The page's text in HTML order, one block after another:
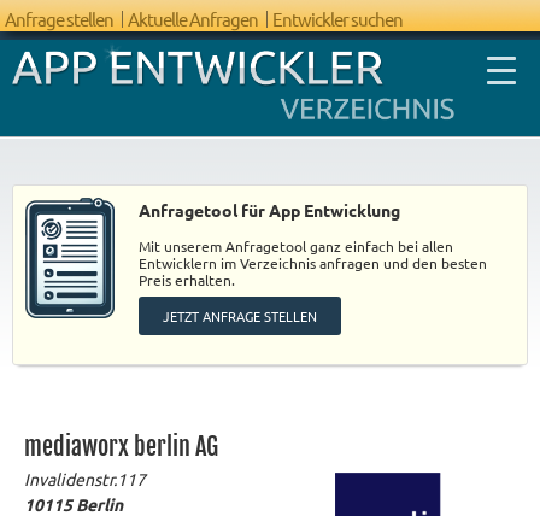
Anfrage stellen Aktuelle Anfragen Entwickler suchen
Anfragetool für App Entwicklung
Mit unserem Anfragetool ganz einfach bei allen
Entwicklern im Verzeichnis anfragen und den besten
Preis erhalten.
JETZT ANFRAGE STELLEN
mediaworx berlin AG
Invalidenstr.117
10115Berlin